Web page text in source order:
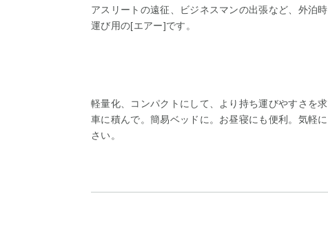
アスリートの遠征、ビジネスマンの出張など、外泊
運び用の[エアー]です。
軽量化、コンパクトにして、より持ち運びやすさを求
車に積んで。簡易ベッドに。お昼寝にも便利。気軽
さい。